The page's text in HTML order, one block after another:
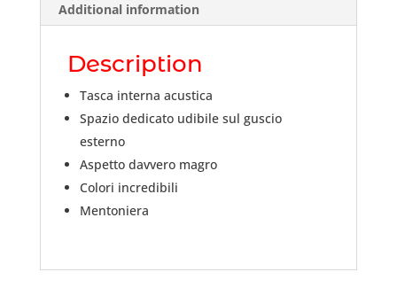
Additional information
Description
Tasca interna acustica
Spazio dedicato udibile sul guscio
esterno
Aspetto davvero magro
Colori incredibili
Mentoniera